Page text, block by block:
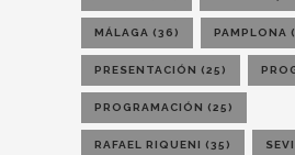
MÁLAGA (36) PAMPLONA
PRESENTACIÓN (25)
PROGRAMACIÓN (25)
RAFAEL RIQUENI (35)